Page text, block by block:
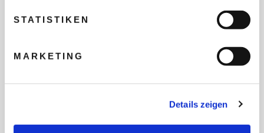
STATISTIKEN
MARKETING
Details zeigen
TEILNEHMER
FLUG GEWÜNSCHT
PRÄFERIERTER ABFLUGHAFEN